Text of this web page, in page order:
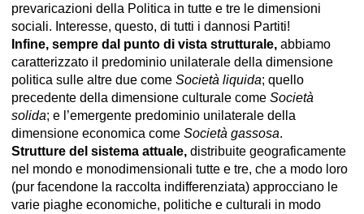
prevaricazioni della Politica in tutte e tre le dimensioni
sociali. Interesse, questo, di tutti i dannosi Partiti!
Infine, sempre dal punto di vista strutturale, abbiamo
caratterizzato il predominio unilaterale della dimensione
politica sulle altre due come Società liquida; quello
precedente della dimensione culturale come Società
solida; e l’emergente predominio unilaterale della
dimensione economica come Società gassosa.
Strutture del sistema attuale, distribuite geograficamente
nel mondo e monodimensionali tutte e tre, che a modo loro
(pur facendone la raccolta indifferenziata) approcciano le
varie piaghe economiche, politiche e culturali in modo